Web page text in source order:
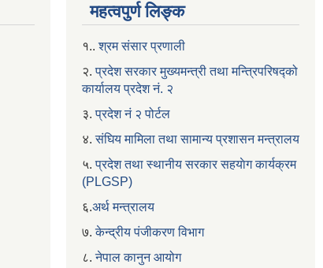
महत्वपुर्ण लिङ्क
१..श्रम संसार प्रणाली
२. प्रदेश सरकार मुख्यमन्त्री तथा मन्त्रिपरिषद्को
कार्यालय प्रदेश नं. २
३.प्रदेश नं २ पोर्टल
४.संघिय मामिला तथा सामान्य प्रशासन मन्त्रालय
५.प्रदेश तथा स्थानीय सरकार सहयाेग कार्यक्रम
(PLGSP)
६.अर्थ मन्त्रालय
७.केन्द्रीय पंजीकरण विभाग
८.नेपाल कानुन आयोग